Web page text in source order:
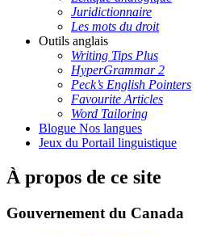
Juridictionnaire
Les mots du droit
Outils anglais
Writing Tips Plus
HyperGrammar 2
Peck’s English Pointers
Favourite Articles
Word Tailoring
Blogue Nos langues
Jeux du Portail linguistique
À propos de ce site
Gouvernement du Canada